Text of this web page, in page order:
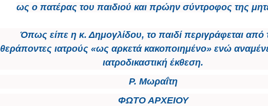
ως ο πατέρας του παιδιού και πρώην σύντροφος της
Όπως είπε η κ. Δημογλίδου, το παιδί περιγράφεται από
θεράποντες ιατρούς «ως αρκετά κακοποιημένο» ενώ
ιατροδικαστική έκθεση.
Ρ. Μωραΐτη
ΦΩΤΟ ΑΡΧΕΙΟΥ